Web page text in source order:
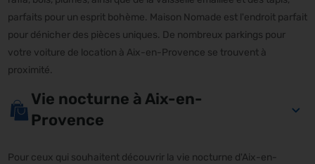
parfaits pour un esprit bohème. Maison Nomade est l'endroit parfait
pour dénicher des pièces uniques. De nombreux parkings pour
votre voiture de location à Aix-en-Provence se trouvent à
proximité.
Vie nocturne à Aix-en-
Provence
Pour ceux qui souhaitent découvrir la vie nocturne d'Aix-en-